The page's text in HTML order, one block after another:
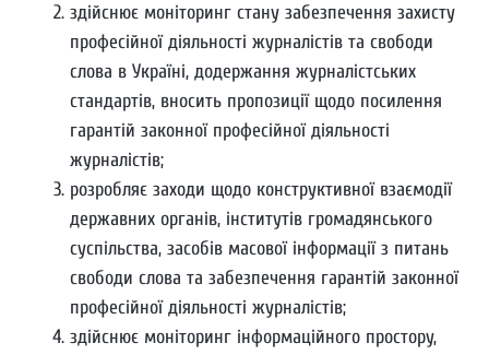
здійснює моніторинг стану забезпечення захисту
професійної діяльності журналістів та свободи
слова в Україні, додержання журналістських
стандартів, вносить пропозиції щодо посилення
гарантій законної професійної діяльності
журналістів;
розробляє заходи щодо конструктивної взаємодії
державних органів, інститутів громадянського
суспільства, засобів масової інформації з питань
свободи слова та забезпечення гарантій законної
професійної діяльності журналістів;
здійснює моніторинг інформаційного простору,